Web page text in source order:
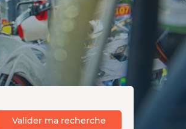
Valider ma recherche